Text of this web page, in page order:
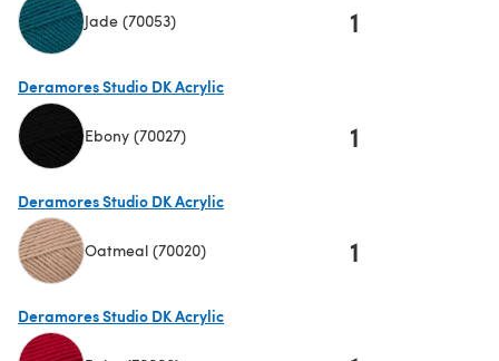
Jade (70053) 1
Deramores Studio DK Acrylic
Ebony (70027) 1
Deramores Studio DK Acrylic
Oatmeal (70020) 1
Deramores Studio DK Acrylic